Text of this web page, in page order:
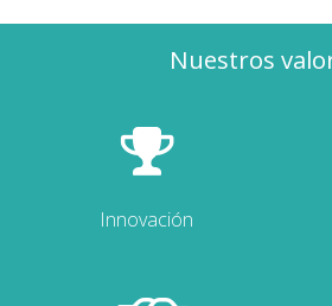
Nuestros
Innovación